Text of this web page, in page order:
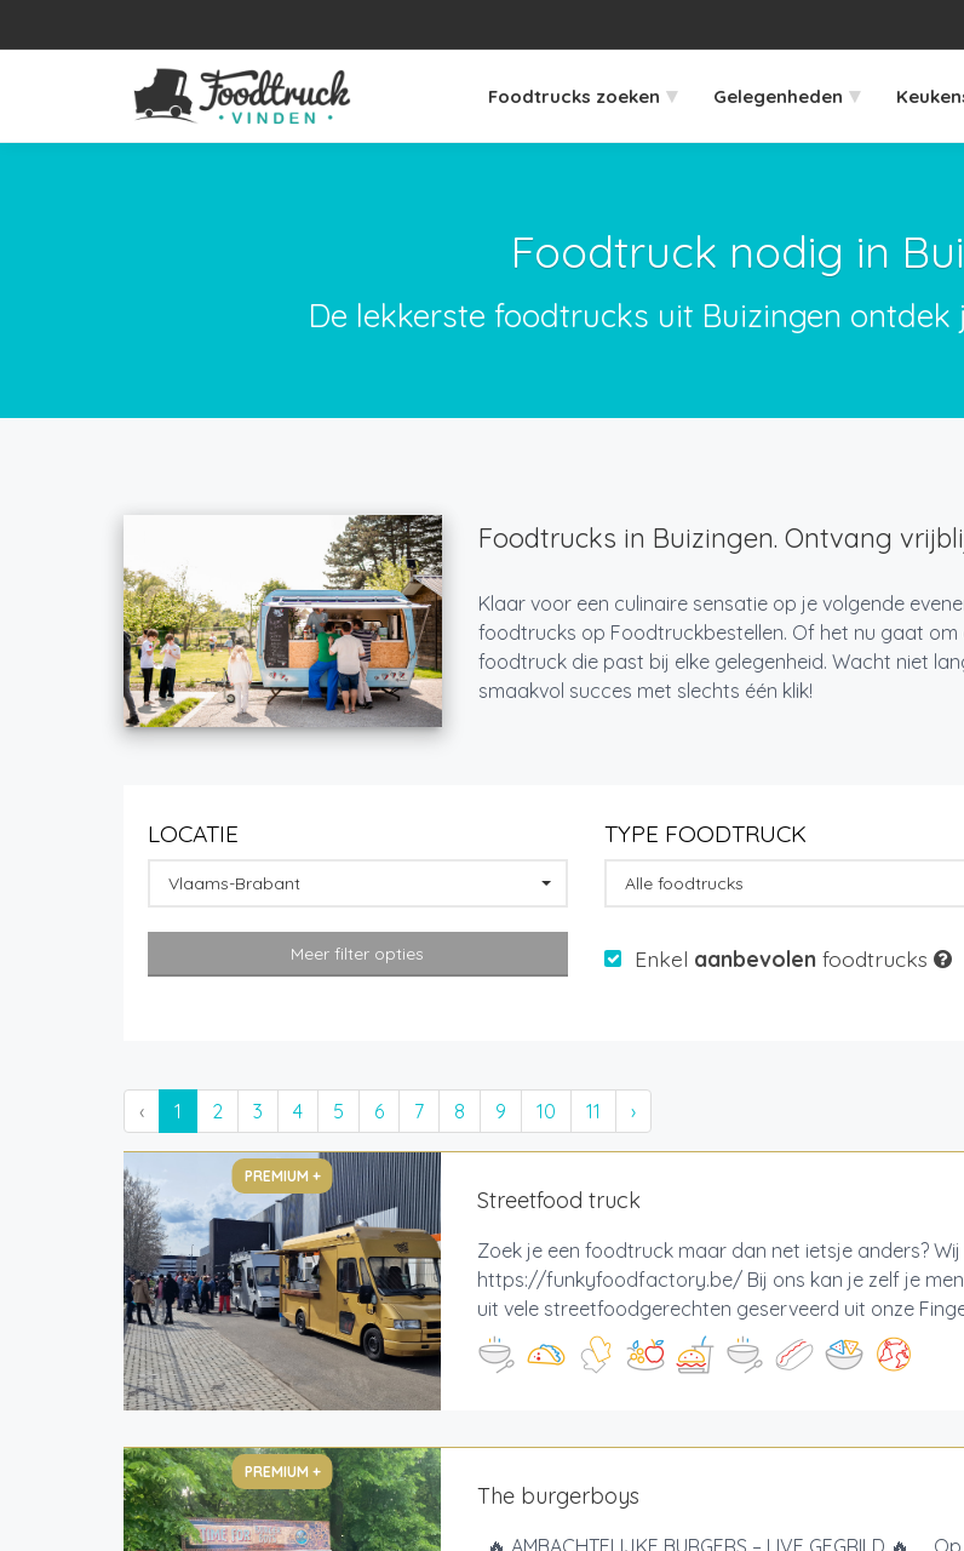
Foodtrucks zoeken ▾ Gelegenheden ▾
Foodtruck nodig in
De lekkerste foodtrucks uit Buizingen
Foodtrucks in Buizingen. Ontvang
Klaar voor een culinaire sensatie op je volgende
foodtrucks op Foodtruckbestellen. Of het nu gaat
foodtruck die past bij elke gelegenheid. Wacht niet
smaakvol succes met slechts één klik!
LOCATIE
Vlaams-Brabant
TYPE FOODTRUCK
Alle foodtrucks
Meer filter opties Enkel aanbevolen foodtrucks
‹ 1 2 3 4 5 6 7 8 9 10 11 ›
PREMIUM +
Streetfood truck
Zoek je een foodtruck maar dan net ietsje anders?
https://funkyfoodfactory.be/ Bij ons kan je zelf je
uit vele streetfoodgerechten geserveerd uit onze
PREMIUM +
The burgerboys
🔥 AMBACHTELIJKE BURGERS – LIVE GEGRILD 🔥